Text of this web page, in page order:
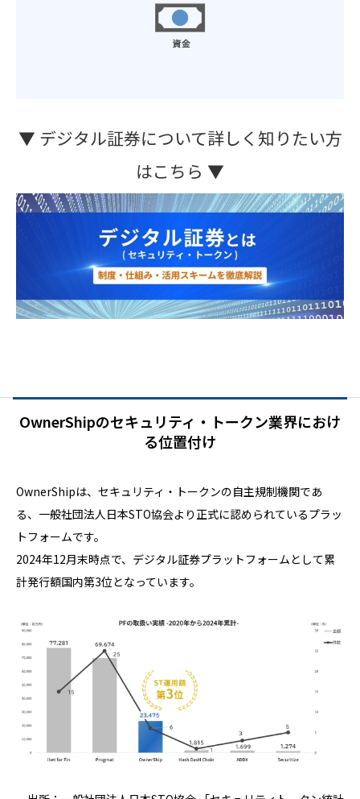
▼ デジタル証券について詳しく知りたい方
はこちら ▼
OwnerShipのセキュリティ・トークン業界におけ
る位置付け
OwnerShipは、セキュリティ・トークンの自主規制機関であ
る、一般社団法人日本STO協会より正式に認められているプラッ
トフォームです。
2024年12月末時点で、デジタル証券プラットフォームとして累
計発行額国内第3位となっています。